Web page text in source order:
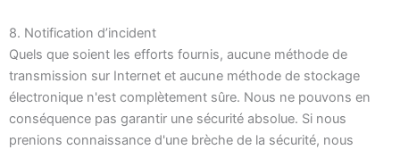
8. Notification d’incident
Quels que soient les efforts fournis, aucune méthode de
transmission sur Internet et aucune méthode de stockage
électronique n'est complètement sûre. Nous ne pouvons en
conséquence pas garantir une sécurité absolue. Si nous
prenions connaissance d'une brèche de la sécurité, nous